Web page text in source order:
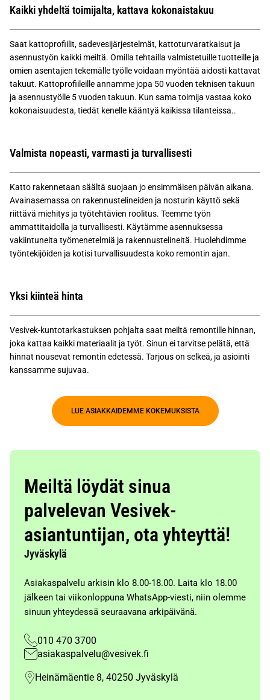
Kaikki yhdeltä toimijalta, kattava kokonaistakuu
Saat kattoprofiilit, sadevesijärjestelmät, kattoturvaratkaisut ja
asennustyön kaikki meiltä. Omilla tehtailla valmistetuille tuotteille ja
omien asentajien tekemälle työlle voidaan myöntää aidosti kattavat
takuut. Kattoprofiileille annamme jopa 50 vuoden teknisen takuun
ja asennustyölle 5 vuoden takuun. Kun sama toimija vastaa koko
kokonaisuudesta, tiedät kenelle kääntyä kaikissa tilanteissa..
Valmista nopeasti, varmasti ja turvallisesti
Katto rakennetaan säältä suojaan jo ensimmäisen päivän aikana.
Avainasemassa on rakennustelineiden ja nosturin käyttö sekä
riittävä miehitys ja työtehtävien roolitus. Teemme työn
ammattitaidolla ja turvallisesti. Käytämme asennuksessa
vakiintuneita työmenetelmiä ja rakennustelineitä. Huolehdimme
työntekijöiden ja kotisi turvallisuudesta koko remontin ajan.
Yksi kiinteä hinta
Vesivek-kuntotarkastuksen pohjalta saat meiltä remontille hinnan,
joka kattaa kaikki materiaalit ja työt. Sinun ei tarvitse pelätä, että
hinnat nousevat remontin edetessä. Tarjous on selkeä, ja asiointi
kanssamme sujuvaa.
LUE ASIAKKAIDEMME KOKEMUKSISTA
Meiltä löydät sinua
palvelevan Vesivek-
asiantuntijan, ota yhteyttä!
Jyväskylä
Asiakaspalvelu arkisin klo 8.00-18.00. Laita klo 18.00
jälkeen tai viikonloppuna WhatsApp-viesti, niin olemme
sinuun yhteydessä seuraavana arkipäivänä.
010 470 3700
asiakaspalvelu@vesivek.fi
Heinämäentie 8, 40250 Jyväskylä